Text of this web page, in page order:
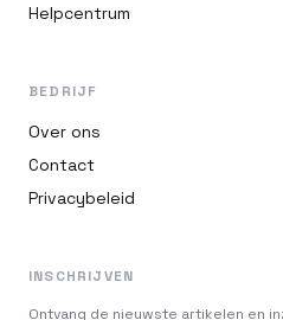
Helpcentrum
BEDRIJF
Over ons
Contact
Privacybeleid
INSCHRIJVEN
Ontvang de nieuwste artikelen en